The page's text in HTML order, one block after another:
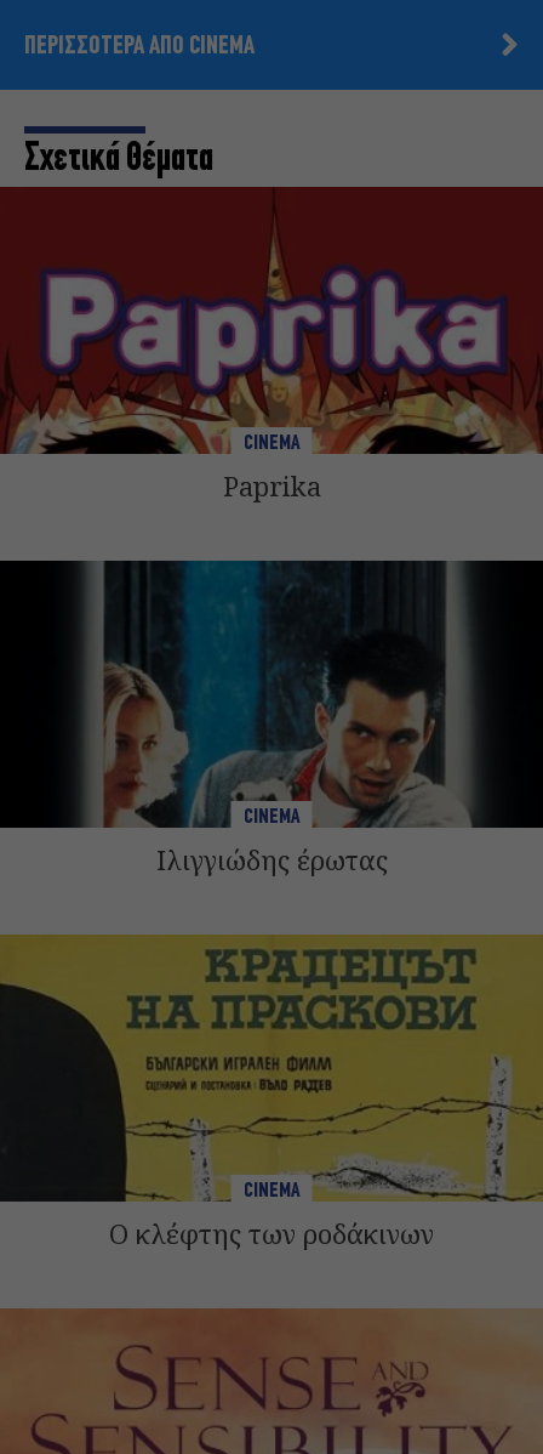
ΠΕΡΙΣΣΟΤΕΡΑ ΑΠΟ CINEMA
Σχετικά Θέματα
CINEMA
Paprika
CINEMA
Ιλιγγιώδης έρωτας
CINEMA
Ο κλέφτης των ροδάκινων